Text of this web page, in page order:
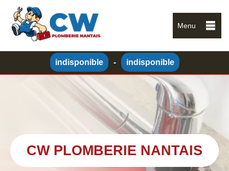
Menu
indisponible - indisponible
CW PLOMBERIE NANTAIS